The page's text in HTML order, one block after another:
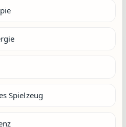
Spielzeug